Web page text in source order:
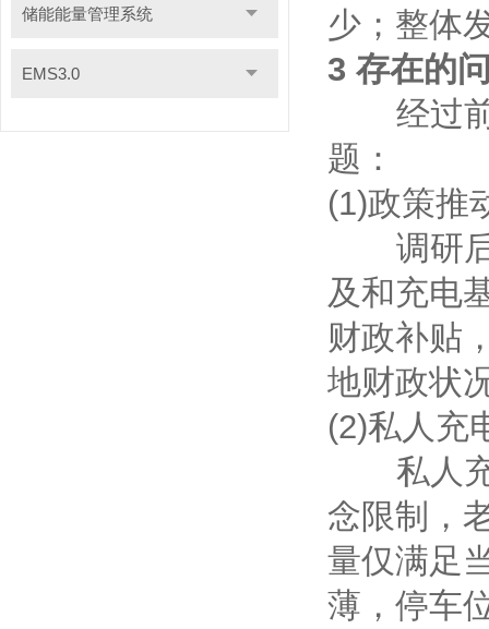
储能能量管理系统
EMS3.0
少；整体
3 存在的
经过前
题：
(1)政策推
调研后
及和充电
财政补贴
地财政状
(2)私人充
私人充
念限制，
量仅满足
薄，停车